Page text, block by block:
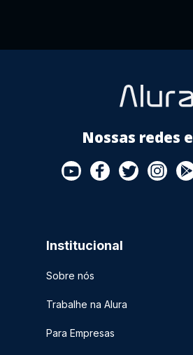
Nossas redes
Institucional
Sobre nós
Trabalhe na Alura
Para Empresas